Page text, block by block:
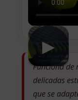
▶
Funciona de
delicadas
que se